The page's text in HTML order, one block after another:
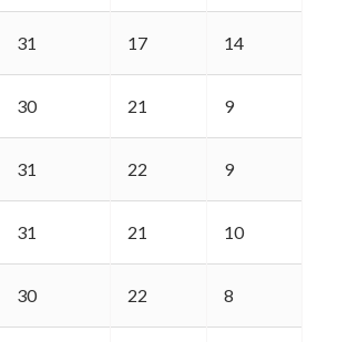
31 17 14
30 21 9
31 22 9
31 21 10
30 22 8